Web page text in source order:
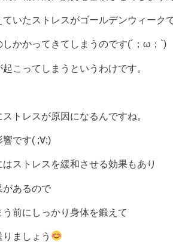
いたストレスがゴールデンウィーク
かかってきてしまうのです(´；ω；`)
こってしまうというわけです。
トレスが原因になるんですね。
響です( ;∀;)
ストレスを緩和させる効果もあり
があるので
前にしっかり身体を鍛えて
ましょう